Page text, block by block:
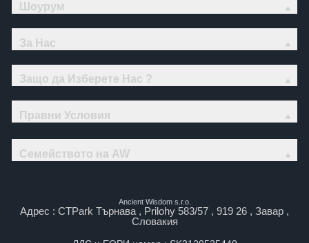
Шоурум
За Нас
Защо да Изберете Нас ?
Правни Условия
Семейството на AW
Ancient Wisdom s.r.o.
Адрес : CTPark Търнава , Prilohy 583/57 , 919 26 , Завар ,
Словакия